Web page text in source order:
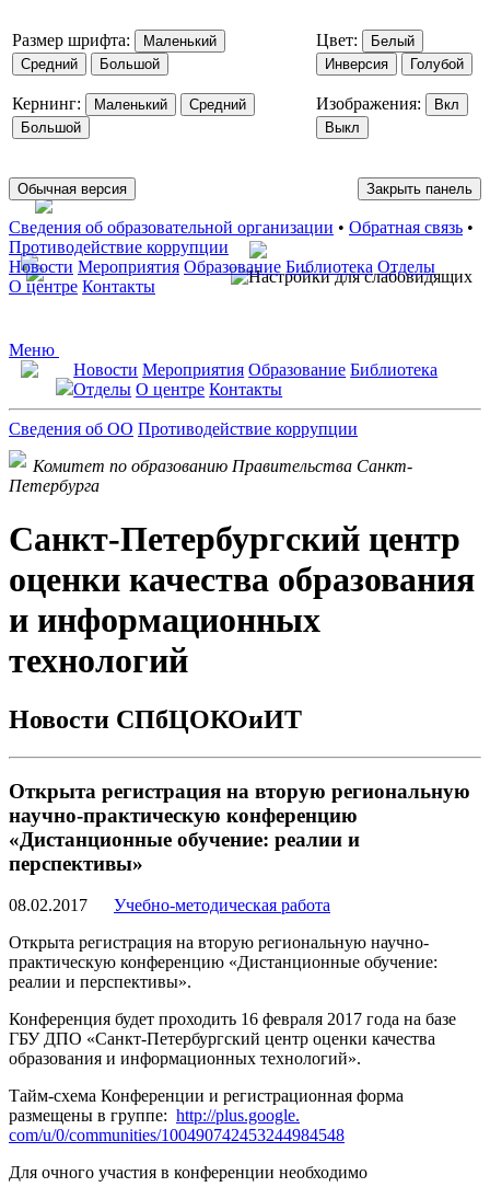
Размер шрифта:
Маленький
Средний
Большой
Кернинг: Маленький
Средний
Большой
Цвет:
Белый
Инверсия
Голубой
Изображения:
Вкл
Выкл
Обычная версия Закрыть панель
Сведения об образовательной организации • Обратная связь •
Противодействие коррупции
Новости Мероприятия Образование Библиотека Отделы
О центре Контакты
Меню
Новости Мероприятия Образование Библиотека
Отделы О центре Контакты
Сведения об ОО Противодействие коррупции
Комитет по образованию Правительства Санкт-
Петербурга
Санкт-Петербургский центр
оценки качества образования
и информационных
технологий
Новости СПбЦОКОиИТ
Открыта регистрация на вторую региональную
научно-практическую конференцию
«Дистанционные обучение: реалии и
перспективы»
08.02.2017
Учебно-методическая работа
Открыта регистрация на вторую региональную научно-
практическую конференцию «Дистанционные обучение:
реалии и перспективы».
Конференция будет проходить 16 февраля 2017 года на базе
ГБУ ДПО «Санкт-Петербургский центр оценки качества
образования и информационных технологий».
Тайм-схема Конференции и регистрационная форма
размещены в группе: http://plus.google.
com/u/0/communities/100490742453244984548
Для очного участия в конференции необходимо